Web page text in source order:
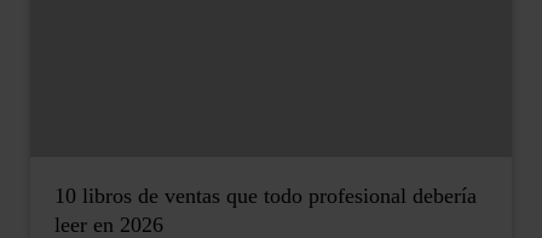
10 libros de ventas que todo profesional debería
leer en 2026